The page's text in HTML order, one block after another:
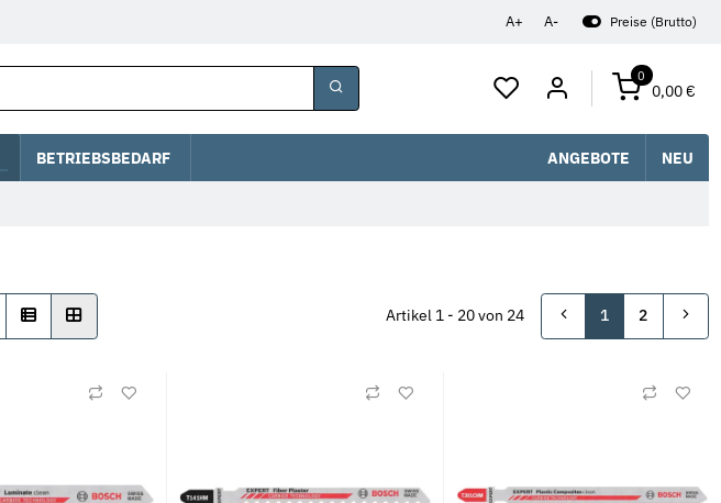
A+ A- Preise (Brutto)
0
0,00 €
BETRIEBSBEDARF ANGEBOTE NEU
Artikel 1 - 20 von 24 1 2